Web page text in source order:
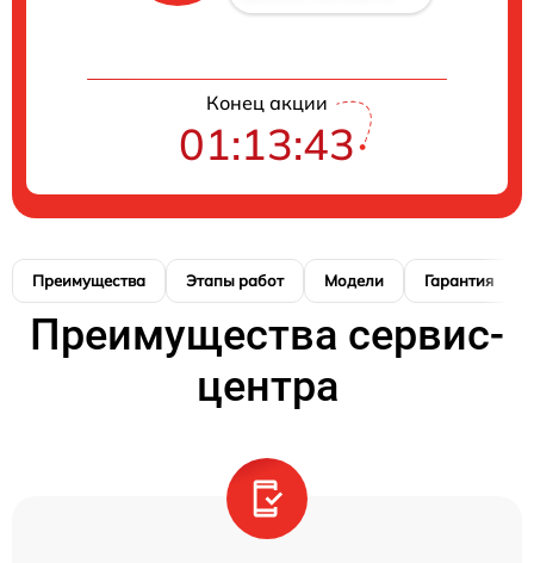
Конец акции
01:13:42
Преимущества Этапы работ Модели Гарантия
Преимущества сервис-
центра